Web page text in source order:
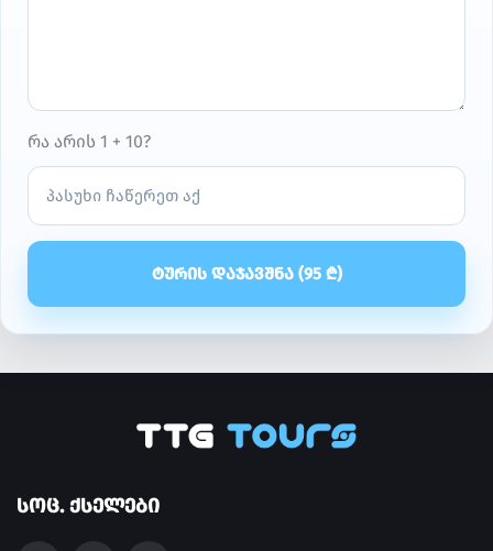
რა არის 1 + 10?
ᲢᲣᲠᲘᲡ ᲓᲐᲯᲐᲕᲨᲜᲐ (95₾)
ᲡᲝᲪ. ᲥᲡᲔᲚᲔᲑᲘ